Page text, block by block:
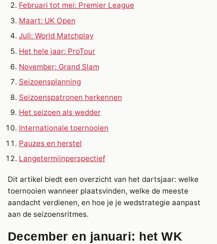
Februari tot mei: Premier League
Maart: UK Open
Juli: World Matchplay
Het hele jaar: ProTour
November: Grand Slam
Seizoensplanning
Seizoenspatronen herkennen
Het seizoen als wedder
Internationale toernooien
Pauzes en herstel
Langetermijnperspectief
Dit artikel biedt een overzicht van het dartsjaar: welke
toernooien wanneer plaatsvinden, welke de meeste
aandacht verdienen, en hoe je je wedstrategie aanpast
aan de seizoensritmes.
December en januari: het WK